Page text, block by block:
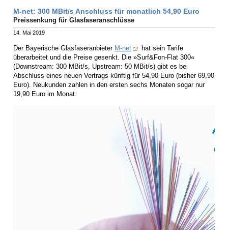
M-net: 300 MBit/s Anschluss für monatlich 54,90 Euro
Preissenkung für Glasfaseranschlüsse
14. Mai 2019
Der Bayerische Glasfaseranbieter M-net
hat sein Tarife
überarbeitet und die Preise gesenkt. Die »Surf&Fon-Flat 300«
(Downstream: 300 MBit/s, Upstream: 50 MBit/s) gibt es bei
Abschluss eines neuen Vertrags künftig für 54,90 Euro (bisher 69,90
Euro). Neukunden zahlen in den ersten sechs Monaten sogar nur
19,90 Euro im Monat.